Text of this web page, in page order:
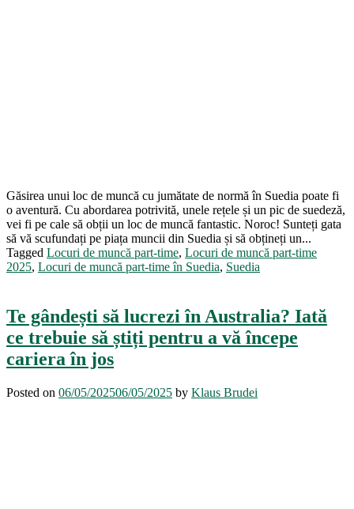
Găsirea unui loc de muncă cu jumătate de normă în Suedia poate fi
o aventură. Cu abordarea potrivită, unele rețele și un pic de suedeză,
vei fi pe cale să obții un loc de muncă fantastic. Noroc! Sunteți gata
să vă scufundați pe piața muncii din Suedia și să obțineți un...
Tagged Locuri de muncă part-time, Locuri de muncă part-time
2025, Locuri de muncă part-time în Suedia, Suedia
Te gândești să lucrezi în Australia? Iată
ce trebuie să știți pentru a vă începe
cariera în jos
Posted on 06/05/202506/05/2025 by Klaus Brudei